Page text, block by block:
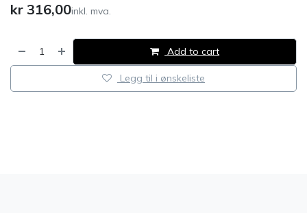
kr 316,00inkl. mva.
Add to cart
Legg til i ønskeliste